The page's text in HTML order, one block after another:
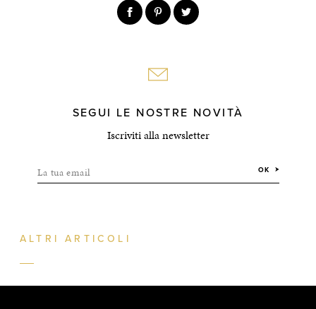
SEGUI LE NOSTRE NOVITÀ
Iscriviti alla newsletter
La tua email OK
ALTRI ARTICOLI